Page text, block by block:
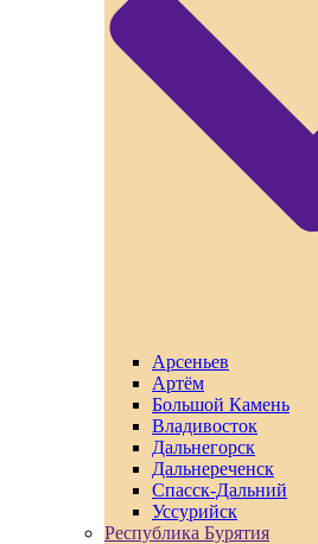
Арсеньев
Артём
Большой Камень
Владивосток
Дальнегорск
Дальнереченск
Спасск-Дальний
Уссурийск
Республика Бурятия